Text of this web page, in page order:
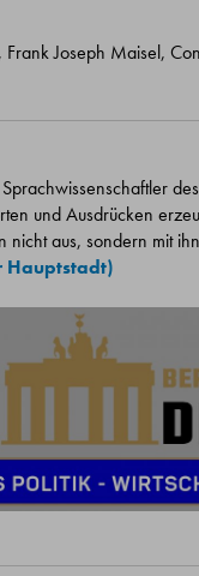
Joseph Maisel,
und Ausdrücken
nicht aus, sondern mit
Hauptstadt)